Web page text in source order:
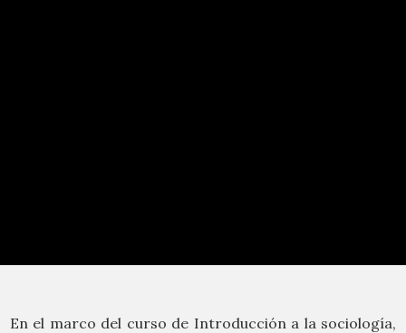
En el marco del curso de Introducción a la sociología,